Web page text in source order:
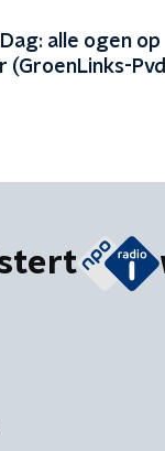
alle ogen op
(GroenLinks-